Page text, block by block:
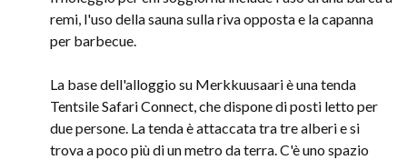
remi, l'uso della sauna sulla riva opposta e la capanna
per barbecue.
La base dell'alloggio su Merkkuusaari è una tenda
Tentsile Safari Connect, che dispone di posti letto per
due persone. La tenda è attaccata tra tre alberi e si
trova a poco più di un metro da terra. C'è uno spazio